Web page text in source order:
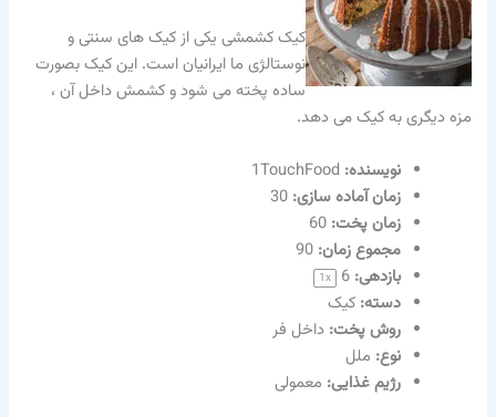
کیک کشمشی یکی از کیک های سنتی و
نوستالژی ما ایرانیان است. این کیک بصورت
ساده پخته می شود و کشمش داخل آن ،
مزه دیگری به کیک می دهد.
نویسنده‌: 1TouchFood
زمان آماده سازی: 30
زمان پخت: 60
مجموع زمان: 90
بازدهی: 6
1x
دسته: کیک
روش پخت: داخل فر
نوع: ملل
رژیم غذایی: معمولی